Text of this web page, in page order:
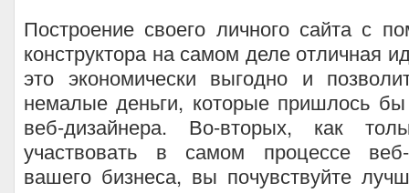
Построение своего личного сайта с
конструктора на самом деле отличная
это экономически выгодно и
немалые деньги, которые пришлось
веб-дизайнера. Во-вторых, как
участвовать в самом процессе
вашего бизнеса, вы почувствуйте